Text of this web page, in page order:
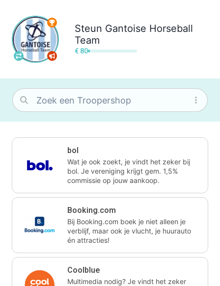
Steun Gantoise Horseball
Team
€ 80
bol
Wat je ook zoekt, je vindt het zeker bij
bol. Je vereniging krijgt gem. 1,5%
commissie op jouw aankoop.
Booking.com
Bij Booking.com boek je niet alleen je
verblijf, maar ook je vlucht, je huurauto
én attracties!
Coolblue
Multimedia nodig? Je vindt het zeker